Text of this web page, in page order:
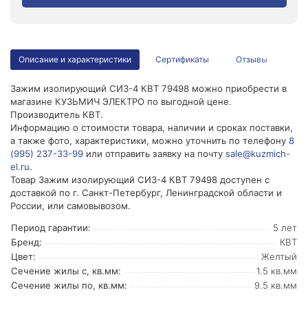
Описание и характеристики Сертификаты Отзывы
Зажим изолирующий СИЗ-4 КВТ 79498 можно приобрести в
магазине КУЗЬМИЧ ЭЛЕКТРО по выгодной цене.
Производитель КВТ.
Информацию о стоимости товара, наличии и сроках поставки,
а также фото, характеристики, можно уточнить по телефону 8
(995) 237-33-99 или отправить заявку на почту sale@kuzmich-
el.ru.
Товар Зажим изолирующий СИЗ-4 КВТ 79498 доступен с
доставкой по г. Санкт-Петербург, Ленинградской области и
России, или самовывозом.
Период гарантии:
5 лет
Бренд:
КВТ
Цвет:
Желтый
Сечение жилы с, кв.мм:
1.5 кв.мм
Сечение жилы по, кв.мм:
9.5 кв.мм